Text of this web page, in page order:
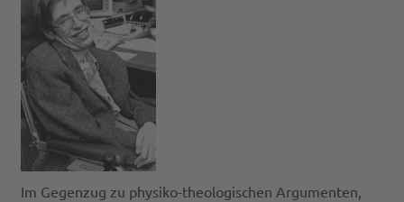
Im Gegenzug zu physiko-theologischen Argumenten,